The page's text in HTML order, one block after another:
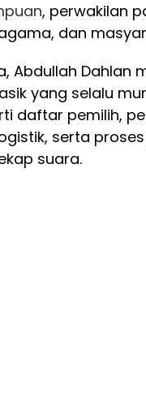
, perwakilan
dan
Abdullah Dahlan
yang selalu
daftar pemilih,
serta
suara.